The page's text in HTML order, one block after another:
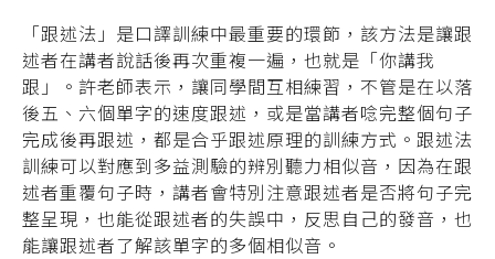
「跟述法」是口譯訓練中最重要的環節，該方法是讓跟
述者在講者說話後再次重複一遍，也就是「你講我
跟」。許老師表示，讓同學間互相練習，不管是在以落
後五、六個單字的速度跟述，或是當講者唸完整個句子
完成後再跟述，都是合乎跟述原理的訓練方式。跟述法
訓練可以對應到多益測驗的辨別聽力相似音，因為在跟
述者重覆句子時，講者會特別注意跟述者是否將句子完
整呈現，也能從跟述者的失誤中，反思自己的發音，也
能讓跟述者了解該單字的多個相似音。